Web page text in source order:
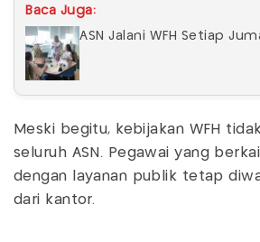
Baca Juga:
ASN Jalani WFH Setiap
Meski begitu, kebijakan WFH
seluruh ASN. Pegawai yang
dengan layanan publik tetap
dari kantor.